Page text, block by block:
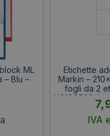
ML
– Blu –
Etichette
Markin –
fogli da 2
X210C509
IVA